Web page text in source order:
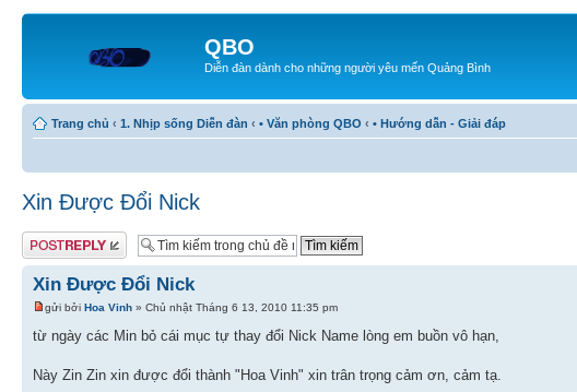
QBO
Diễn đàn dành cho những người yêu mến Quảng Bình
Trang chủ ‹ 1. Nhịp sống Diễn đàn ‹ • Văn phòng QBO ‹ • Hướng dẫn - Giải đáp
Xin Được Đổi Nick
Gửi bài trả lời
Xin Được Đổi Nick
gửi bởi Hoa Vinh » Chủ nhật Tháng 6 13, 2010 11:35 pm
từ ngày các Min bỏ cái mục tự thay đổi Nick Name lòng em buồn vô hạn,
Này Zin Zin xin được đổi thành "Hoa Vinh" xin trân trọng cảm ơn, cảm tạ.